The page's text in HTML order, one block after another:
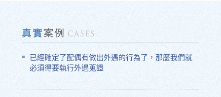
已經確定了配偶有做出外遇的行為了，那麼我們就
必須得要執行外遇蒐證